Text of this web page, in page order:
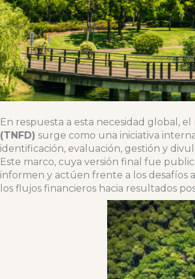
En respuesta a esta necesidad global, el
(TNFD) surge como una iniciativa
identificación, evaluación, gestión y
Este marco, cuya versión final fue
informen y actúen frente a los desafíos
los flujos financieros hacia resultados